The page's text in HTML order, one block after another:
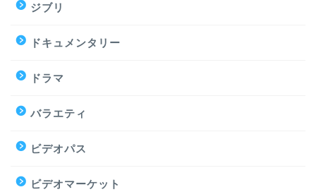
ジブリ
ドキュメンタリー
ドラマ
バラエティ
ビデオパス
ビデオマーケット